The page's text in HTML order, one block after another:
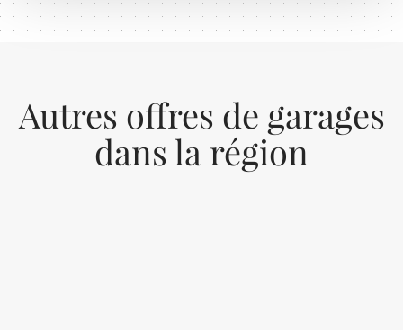
Autres offres de garages
dans la région